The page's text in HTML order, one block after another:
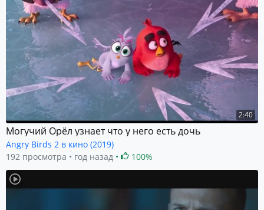
2:40
Могучий Орёл узнает что у него есть дочь
Angry Birds 2 в кино (2019)
192 просмотра
год назад 100%